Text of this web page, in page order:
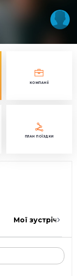
КОМПАНІЇ
ПЛАН ПОЇЗДКИ
Мої зустрічі (0)